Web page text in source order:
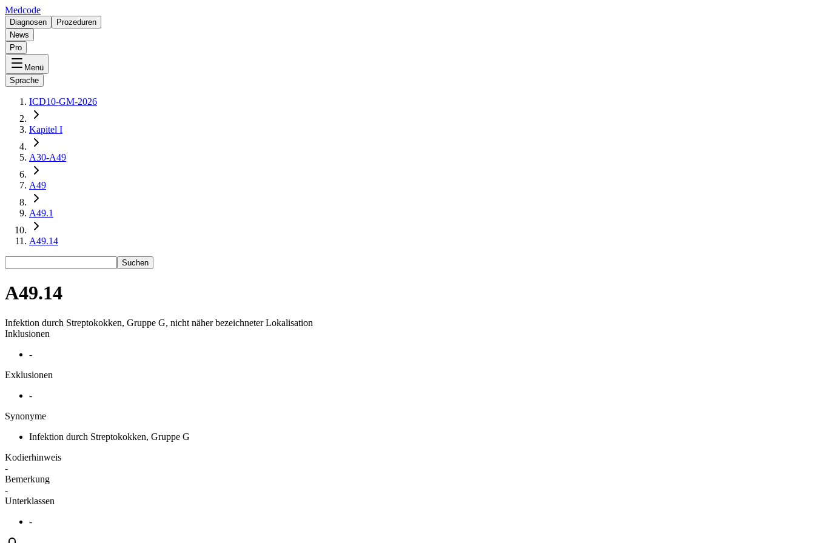
Medcode
Diagnosen
Prozeduren
News
Pro
Menü
Sprache
ICD10-GM-2026
Kapitel I
A30-A49
A49
A49.1
A49.14
Suchen
A49.14
Infektion durch Streptokokken, Gruppe G, nicht näher bezeichneter Lokalisation
Inklusionen
-
Exklusionen
-
Synonyme
Infektion durch Streptokokken, Gruppe G
Kodierhinweis
-
Bemerkung
-
Unterklassen
-